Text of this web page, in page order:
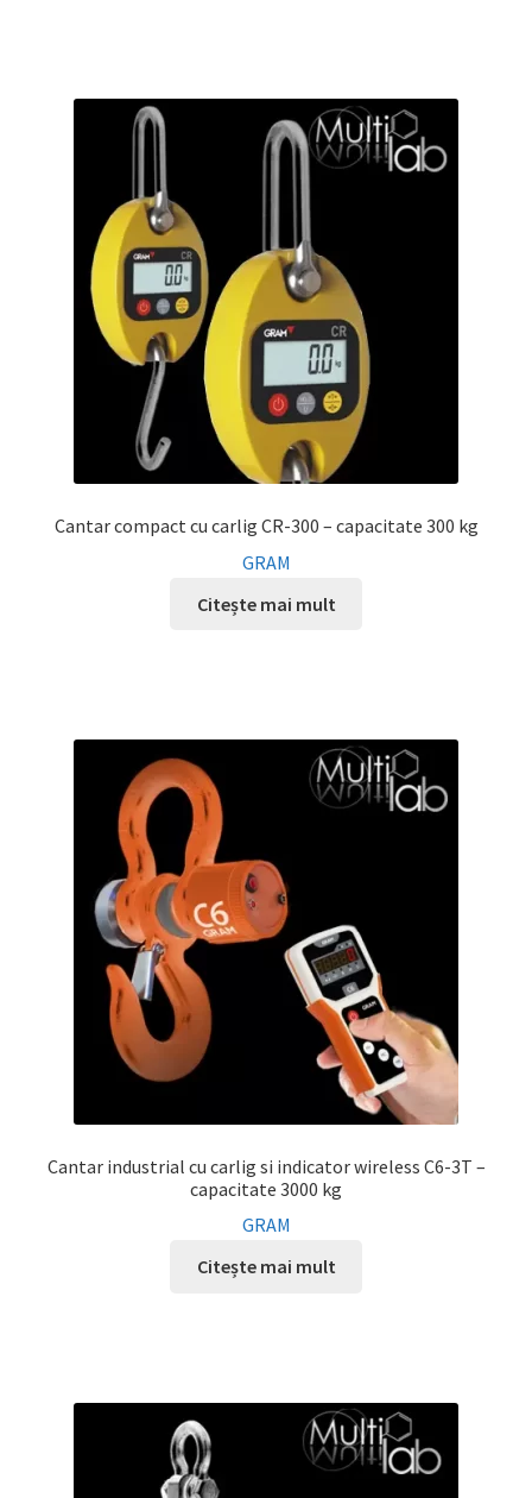
Cantar compact cu carlig CR-300 – capacitate 300 kg
GRAM
Citește mai mult
Cantar industrial cu carlig si indicator wireless C6-3T –
capacitate 3000 kg
GRAM
Citește mai mult